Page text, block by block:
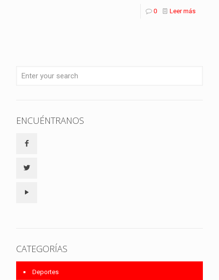
0 Leer más
ENCUÉNTRANOS
CATEGORÍAS
Deportes